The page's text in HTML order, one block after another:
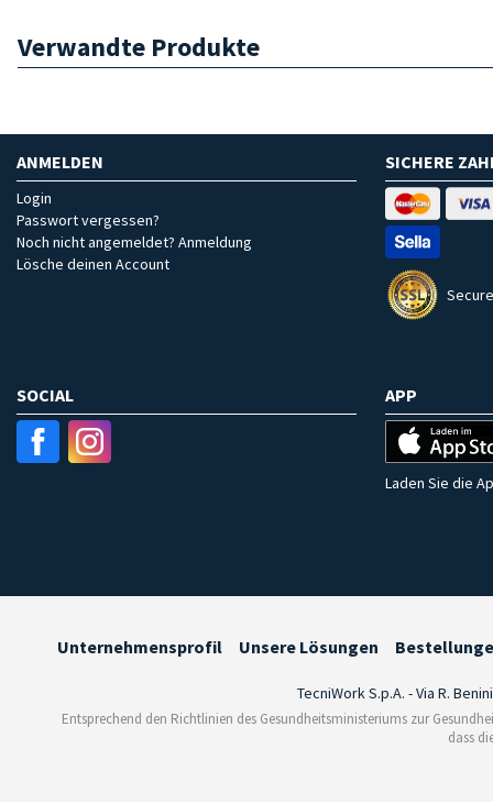
Verwandte Produkte
ANMELDEN
Login
Passwort vergessen?
Noch nicht angemeldet? Anmeldung
Lösche deinen Account
SICHERE
SOCIAL APP
Laden Sie die
Unternehmensprofil Unsere Lösungen
TecniWork S.p.A. - Via R.
Entsprechend den Richtlinien des Gesundheitsministeriums zur
dass